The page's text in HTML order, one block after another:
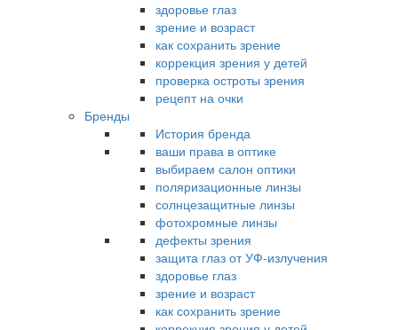
здоровье глаз
зрение и возраст
как сохранить зрение
коррекция зрения у детей
проверка остроты зрения
рецепт на очки
Бренды
История бренда
ваши права в оптике
выбираем салон оптики
поляризационные линзы
солнцезащитные линзы
фотохромные линзы
дефекты зрения
защита глаз от УФ-излучения
здоровье глаз
зрение и возраст
как сохранить зрение